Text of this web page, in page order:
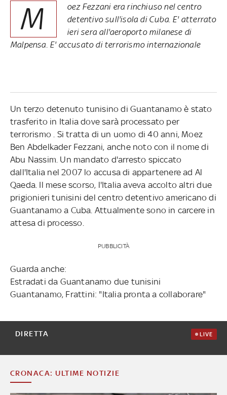
M
oez Fezzani era rinchiuso nel centro
detentivo sull'isola di Cuba. E' atterrato
ieri sera all'aeroporto milanese di
Malpensa. E' accusato di terrorismo internazionale
Un terzo detenuto tunisino di Guantanamo è stato
trasferito in Italia dove sarà processato per
terrorismo . Si tratta di un uomo di 40 anni, Moez
Ben Abdelkader Fezzani, anche noto con il nome di
Abu Nassim. Un mandato d'arresto spiccato
dall'Italia nel 2007 lo accusa di appartenere ad Al
Qaeda. Il mese scorso, l'Italia aveva accolto altri due
prigionieri tunisini del centro detentivo americano di
Guantanamo a Cuba. Attualmente sono in carcere in
attesa di processo.
PUBBLICITÀ
Guarda anche:
Estradati da Guantanamo due tunisini
Guantanamo, Frattini: "Italia pronta a collaborare"
DIRETTA LIVE
CRONACA: ULTIME NOTIZIE